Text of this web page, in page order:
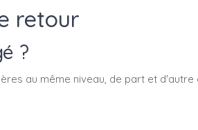
retour
?
au même niveau, de part et d'autre